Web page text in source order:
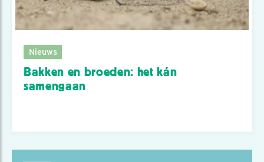
Nieuws
Bakken en broeden: het kán
samengaan